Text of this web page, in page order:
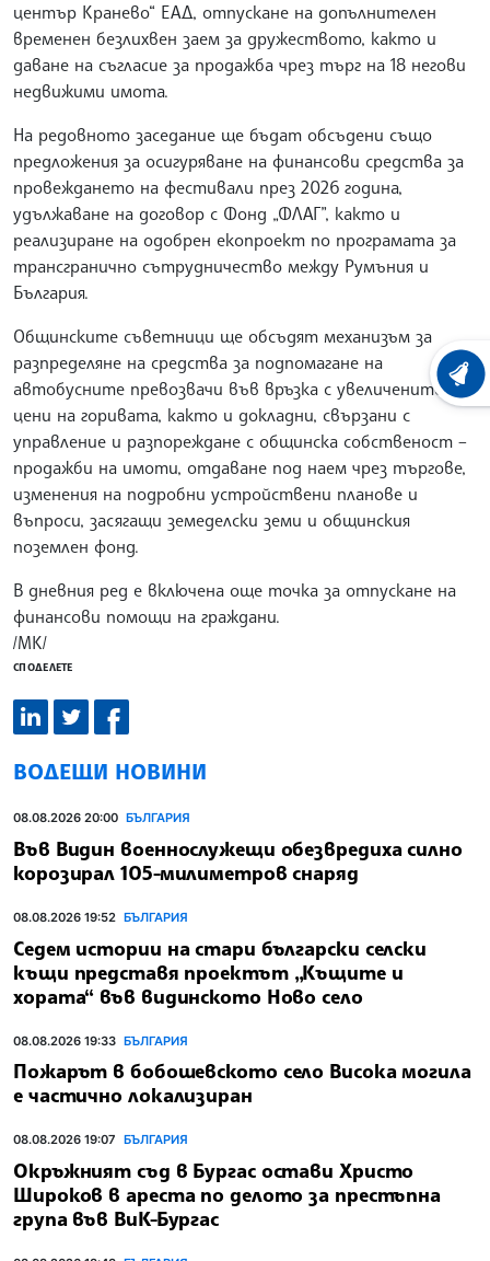
център Кранево“ ЕАД, отпускане на допълнителен
временен безлихвен заем за дружеството, както и
даване на съгласие за продажба чрез търг на 18 негови
недвижими имота.
На редовното заседание ще бъдат обсъдени също
предложения за осигуряване на финансови средства за
провеждането на фестивали през 2026 година,
удължаване на договор с Фонд „ФЛАГ”, както и
реализиране на одобрен екопроект по програмата за
трансгранично сътрудничество между Румъния и
България.
Общинските съветници ще обсъдят механизъм за
разпределяне на средства за подпомагане на
автобусните превозвачи във връзка с увеличените
цени на горивата, както и докладни, свързани с
управление и разпореждане с общинска собственост –
продажби на имоти, отдаване под наем чрез търгове,
изменения на подробни устройствени планове и
въпроси, засягащи земеделски земи и общинския
поземлен фонд.
В дневния ред е включена още точка за отпускане на
финансови помощи на граждани.
/МК/
СПОДЕЛЕТЕ
ВОДЕЩИ НОВИНИ
08.08.2026 20:00 БЪЛГАРИЯ
Във Видин военнослужещи обезвредиха силно
корозирал 105-милиметров снаряд
08.08.2026 19:52 БЪЛГАРИЯ
Седем истории на стари български селски
къщи представя проектът „Къщите и
хората“ във видинското Ново село
08.08.2026 19:33 БЪЛГАРИЯ
Пожарът в бобошевското село Висока могила
е частично локализиран
08.08.2026 19:07 БЪЛГАРИЯ
Окръжният съд в Бургас остави Христо
Широков в ареста по делото за престъпна
група във ВиК-Бургас